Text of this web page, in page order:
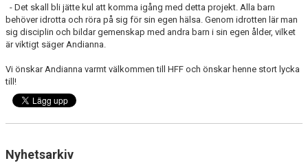
- Det skall bli jätte kul att komma igång med detta projekt. Alla barn
behöver idrotta och röra på sig för sin egen hälsa. Genom idrotten lär man
sig disciplin och bildar gemenskap med andra barn i sin egen ålder, vilket
är viktigt säger Andianna.
Vi önskar Andianna varmt välkommen till HFF och önskar henne stort lycka
till!
Nyhetsarkiv